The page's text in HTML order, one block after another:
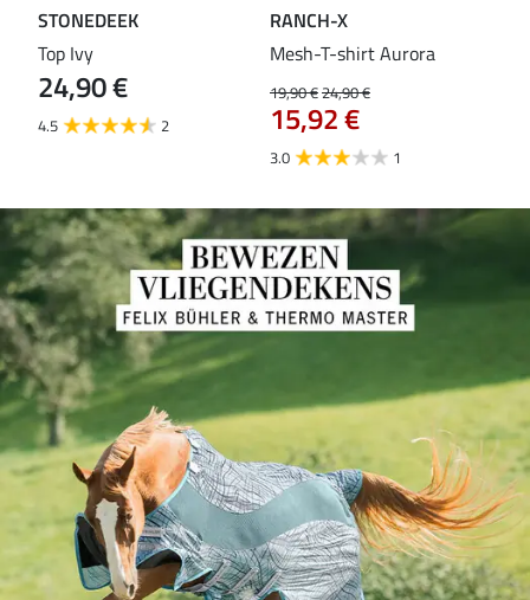
STONEDEEK
Top Ivy
24,90 €
4.5 2
RANCH-X
Mesh-T-shirt Aurora
19,90 €24,90 €
15,92 €
3.0 1